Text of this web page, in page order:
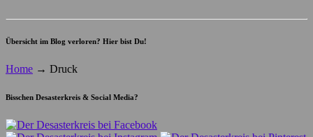
Übersicht im Blog verloren? Hier bist Du!
Home → Druck
Bisschen Desasterkreis & Social Media?